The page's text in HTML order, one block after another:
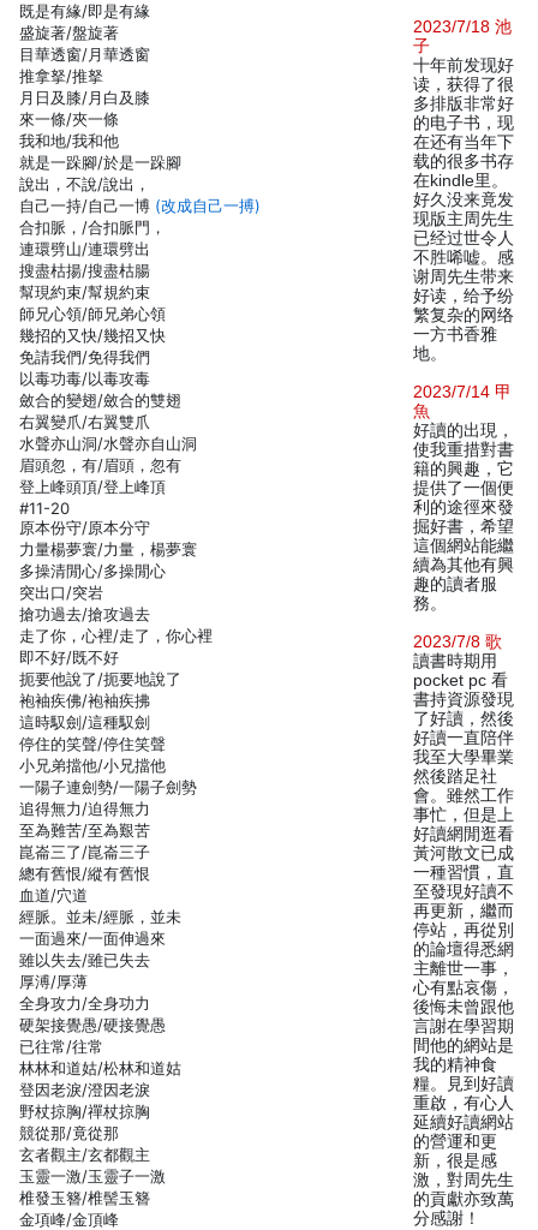
既是有緣/即是有緣
盛旋著/盤旋著
目華透窗/月華透窗
推拿拏/推拏
月日及膝/月白及膝
來一條/夾一條
我和地/我和他
就是一跺腳/於是一跺腳
說出，不說/說出，
自己一持/自己一博 (改成自己一搏)
合扣脈，/合扣脈門，
連環劈山/連環劈出
搜盡枯揚/搜盡枯腸
幫現約束/幫規約束
師兄心領/師兄弟心領
幾招的又快/幾招又快
免請我們/免得我們
以毒功毒/以毒攻毒
斂合的變翅/斂合的雙翅
右翼變爪/右翼雙爪
水聲亦山洞/水聲亦自山洞
眉頭忽，有/眉頭，忽有
登上峰頭頂/登上峰頂
#11-20
原本份守/原本分守
力量楊夢寰/力量，楊夢寰
多操清閒心/多操閒心
突出口/突岩
搶功過去/搶攻過去
走了你，心裡/走了，你心裡
即不好/既不好
扼要他說了/扼要地說了
袍袖疾佛/袍袖疾拂
這時馭劍/這種馭劍
停住的笑聲/停住笑聲
小兄弟擋他/小兄擋他
一陽子連劍勢/一陽子劍勢
追得無力/迫得無力
至為難苦/至為艱苦
崑崙三了/崑崙三子
總有舊恨/縱有舊恨
血道/穴道
經脈。並未/經脈，並未
一面過來/一面伸過來
雖以失去/雖已失去
厚溥/厚薄
全身攻力/全身功力
硬架接覺愚/硬接覺愚
已往常/往常
林林和道姑/松林和道姑
登因老淚/澄因老淚
野杖掠胸/禪杖掠胸
競從那/竟從那
玄者觀主/玄都觀主
玉靈一激/玉靈子一激
椎發玉簪/椎髻玉簪
金項峰/金頂峰
2023/7/18 池
子
十年前发现好
读，获得了很
多排版非常好
的电子书，现
在还有当年下
载的很多书存
在kindle里。
好久没来竟发
现版主周先生
已经过世令人
不胜唏嘘。感
谢周先生带来
好读，给予纷
繁复杂的网络
一方书香雅
地。
2023/7/14 甲
魚
好讀的出現，
使我重措對書
籍的興趣，它
提供了一個便
利的途徑來發
掘好書，希望
這個網站能繼
續為其他有興
趣的讀者服
務。
2023/7/8 歌
讀書時期用
pocket pc 看
書持資源發現
了好讀，然後
好讀一直陪伴
我至大學畢業
然後踏足社
會。雖然工作
事忙，但是上
好讀網閒逛看
黃河散文已成
一種習慣，直
至發現好讀不
再更新，繼而
停站，再從別
的論壇得悉網
主離世一事，
心有點哀傷，
後悔未曾跟他
言謝在學習期
間他的網站是
我的精神食
糧。見到好讀
重啟，有心人
延續好讀網站
的營運和更
新，很是感
激，對周先生
的貢獻亦致萬
分感謝！